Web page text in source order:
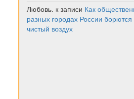
Любовь. к записи Как
разных городах России борются
чистый воздух